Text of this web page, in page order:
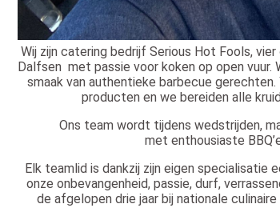
Wij zijn catering bedrijf Serious Hot Fools,
Dalfsen met passie voor koken op open vuur.
smaak van authentieke barbecue
producten en we bereiden alle
Ons team wordt tijdens wedstrijden,
met enthousiaste
Elk teamlid is dankzij zijn eigen specialisatie
onze onbevangenheid, passie, durf,
de afgelopen drie jaar bij nationale